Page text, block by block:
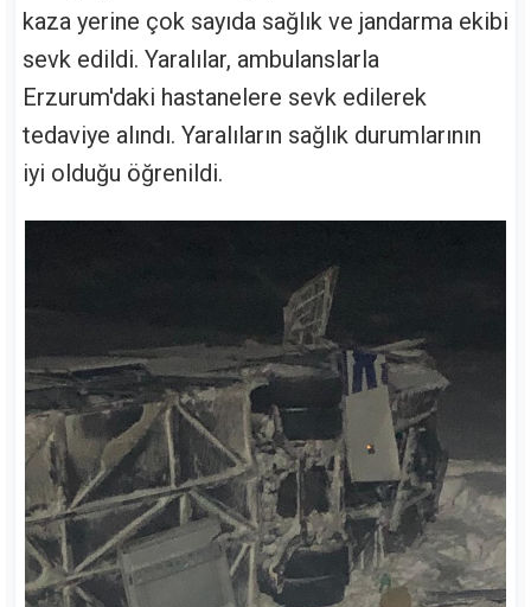
kaza yerine çok sayıda sağlık ve jandarma ekibi
sevk edildi. Yaralılar, ambulanslarla
Erzurum'daki hastanelere sevk edilerek
tedaviye alındı. Yaralıların sağlık durumlarının
iyi olduğu öğrenildi.